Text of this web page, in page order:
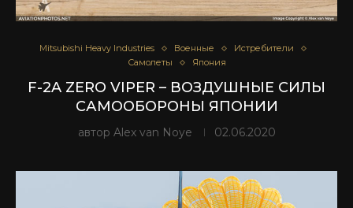
Mitsubishi Heavy Industries Военные
Истребители
Самолеты
Япония
F-2A ZERO VIPER – ВОЗДУШНЫЕ СИЛЫ
САМООБОРОНЫ ЯПОНИИ
автор Alex van Noye 02.06.2020